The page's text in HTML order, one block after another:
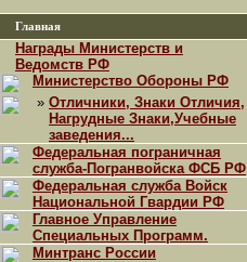
Главная
Награды Министерств и
Ведомств РФ
Министерство Обороны РФ
» Отличники, Знаки Отличия,
Нагрудные Знаки,Учебные
заведения...
Федеральная пограничная
служба-Погранвойска ФСБ РФ
Федеральная служба Войск
Национальной Гвардии РФ
Главное Управление
Специальных Программ.
Минтранс России